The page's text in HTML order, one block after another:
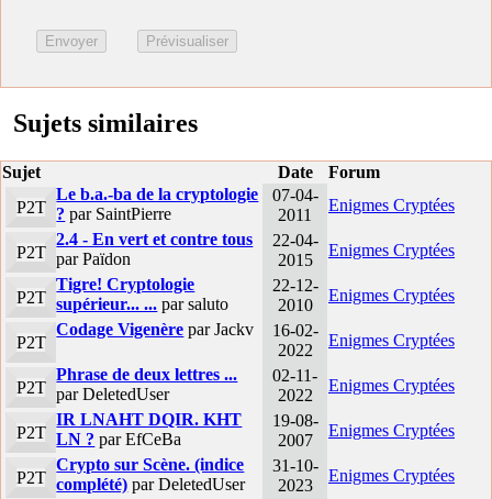
Sujets similaires
Sujet Date
Forum
P2T
Le b.a.-ba de la cryptologie
? par SaintPierre
07-04-
2011
Enigmes Cryptées
P2T
2.4 - En vert et contre tous
par Païdon
22-04-
2015
Enigmes Cryptées
P2T
Tigre! Cryptologie
supérieur... ... par saluto
22-12-
2010
Enigmes Cryptées
P2T
Codage Vigenère par Jackv
16-02-
2022
Enigmes Cryptées
P2T
Phrase de deux lettres ...
par DeletedUser
02-11-
2022
Enigmes Cryptées
P2T
IR LNAHT DQIR. KHT
LN ? par EfCeBa
19-08-
2007
Enigmes Cryptées
P2T
Crypto sur Scène. (indice
complété) par DeletedUser
31-10-
2023
Enigmes Cryptées